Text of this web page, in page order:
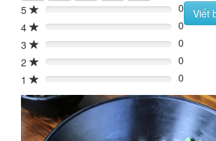
5 0%
0
4
0%
0
3
0%
0
2
0%
0
1
0% 0
Viết